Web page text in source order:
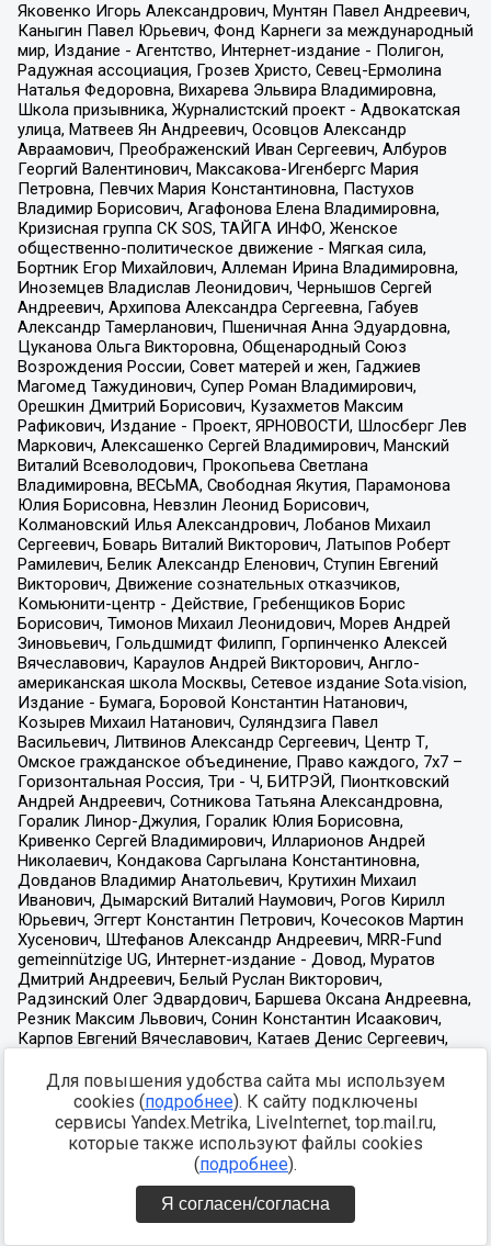
Для повышения удобства сайта мы используем
cookies (подробнее). К сайту подключены
сервисы Yandex.Metrika, LiveInternet, top.mail.ru,
которые также используют файлы cookies
(подробнее).
Я согласен/согласна